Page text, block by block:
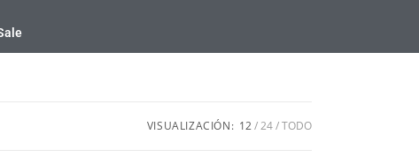
VISUALIZACIÓN: 12 24 TODO